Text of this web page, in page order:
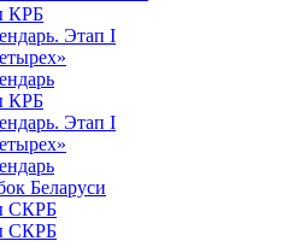
КРБ
Этап I
КРБ
Этап I
Беларуси
СКРБ
СКРБ